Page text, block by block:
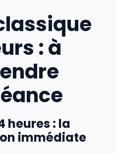
: à
heures : la
immédiate